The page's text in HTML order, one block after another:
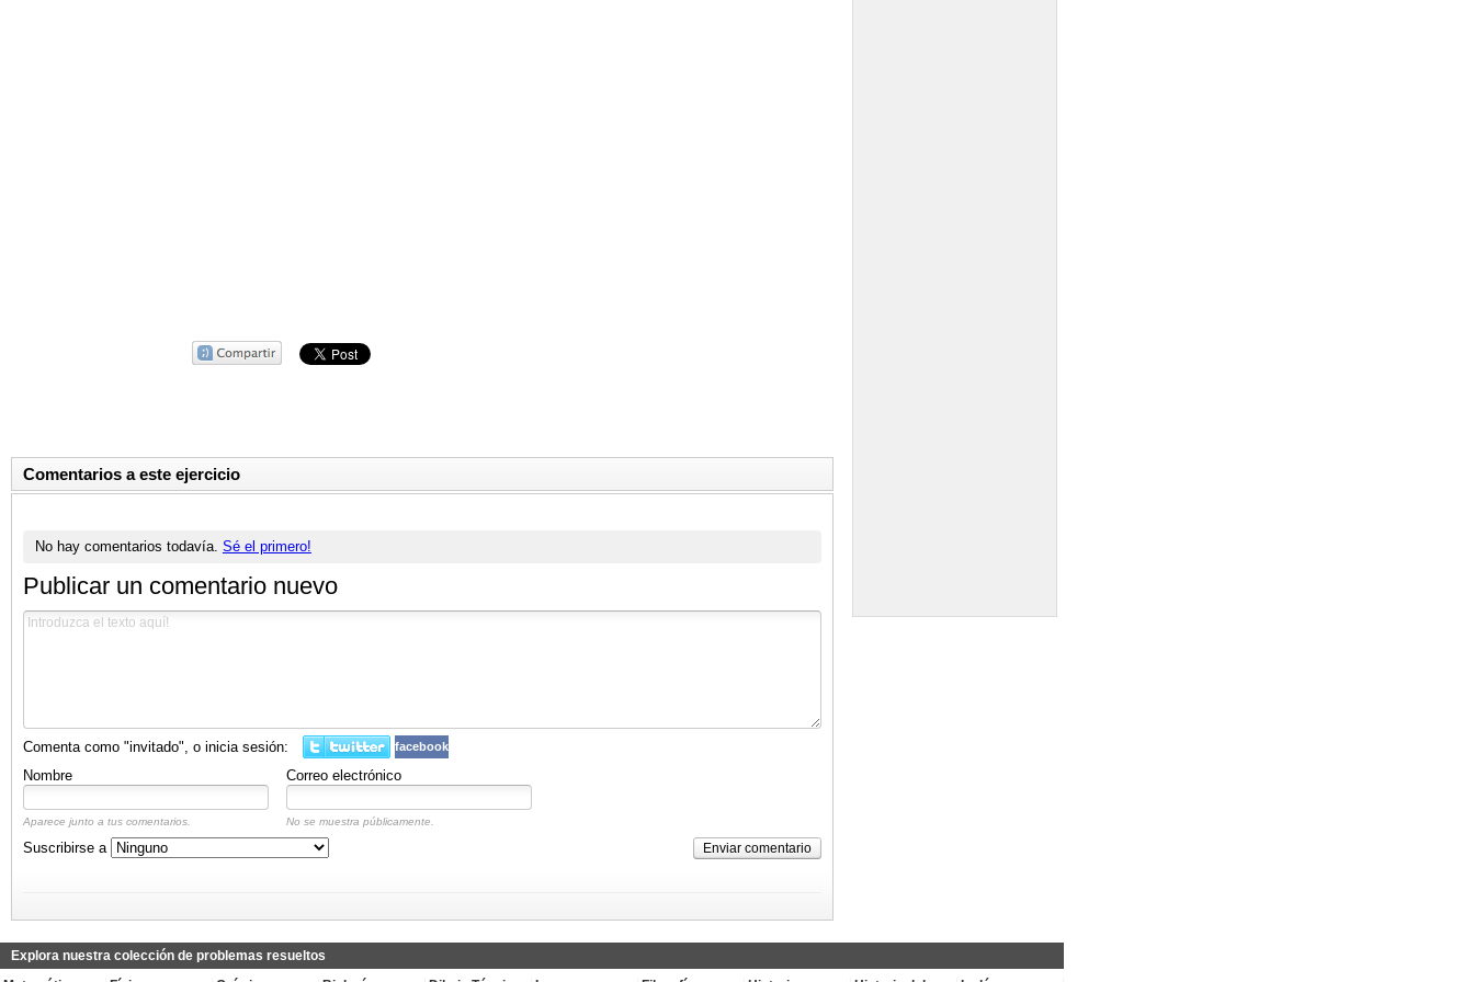
Comentarios a este ejercicio
No hay comentarios todavía. Sé el primero!
Publicar un comentario nuevo
Comenta como "invitado", o inicia sesión: facebook
Nombre Correo electrónico
Aparece junto a tus comentarios. No se muestra públicamente.
Enviar comentario
Suscribirse a
Explora nuestra colección de problemas resueltos